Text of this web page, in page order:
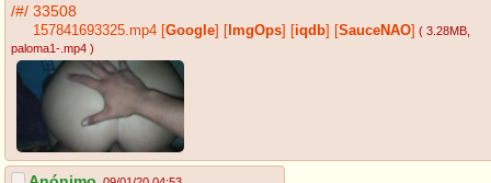
/#/ 33508
157841693325.mp4 Google ImgOps iqdb SauceNAO ( 3.28MB
paloma1-.mp4 )